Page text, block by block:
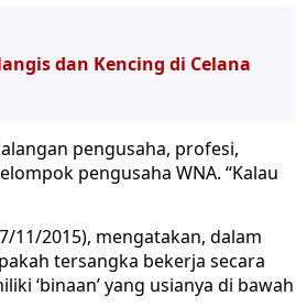
dan Kencing di Celana
pengusaha, profesi,
pengusaha WNA. “Kalau
11/2015), mengatakan, dalam
tersangka bekerja secara
‘binaan’ yang usianya di bawah